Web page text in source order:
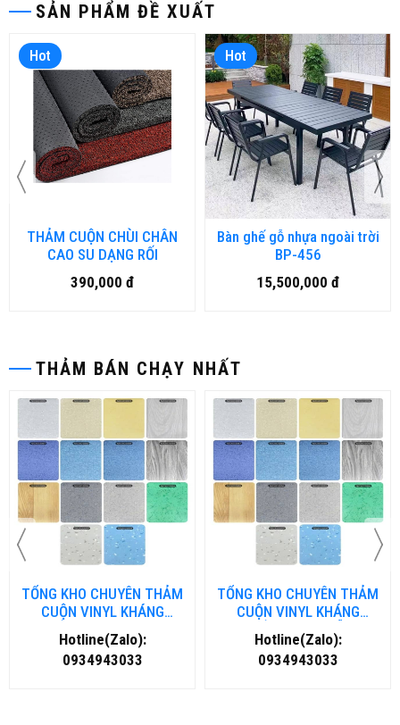
SẢN PHẨM ĐỀ XUẤT
Hot
THẢM CUỘN CHÙI CHÂN
CAO SU DẠNG RỐI
390,000 đ
Hot
Bàn ghế gỗ nhựa ngoài trời
BP-456
15,500,000 đ
THẢM BÁN CHẠY NHẤT
TỔNG KHO CHUYÊN THẢM
CUỘN VINYL KHÁNG
KHUẨN TẠI NHA TRANG
Hotline(Zalo):
0934943033
TỔNG KHO CHUYÊN THẢM
CUỘN VINYL KHÁNG
KHUẨN TẠI ĐÀ NẴNG
Hotline(Zalo):
0934943033